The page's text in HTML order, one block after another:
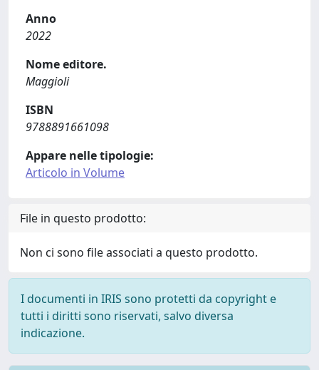
Anno
2022
Nome editore.
Maggioli
ISBN
9788891661098
Appare nelle tipologie:
Articolo in Volume
File in questo prodotto:
Non ci sono file associati a questo prodotto.
I documenti in IRIS sono protetti da copyright e
tutti i diritti sono riservati, salvo diversa
indicazione.